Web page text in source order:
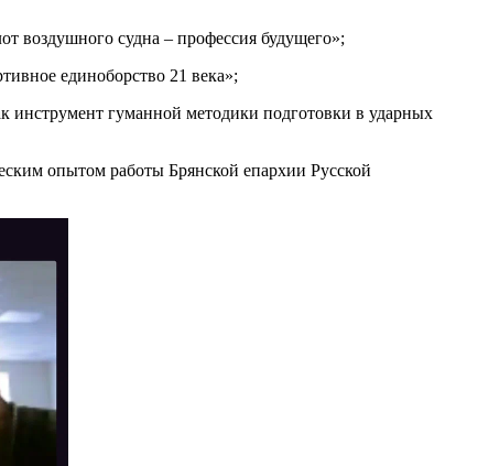
воздушного судна – профессия будущего»;
единоборство 21 века»;
гуманной методики подготовки в ударных
опытом работы Брянской епархии Русской